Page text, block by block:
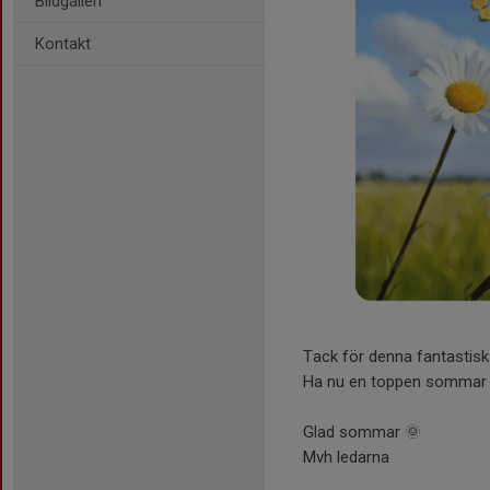
Kontakt
Tack för denna
Ha nu en toppen
Glad sommar 🌞
Mvh ledarna